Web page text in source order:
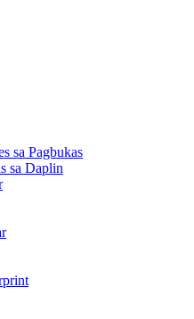
sa Pagbukas
sa Daplin